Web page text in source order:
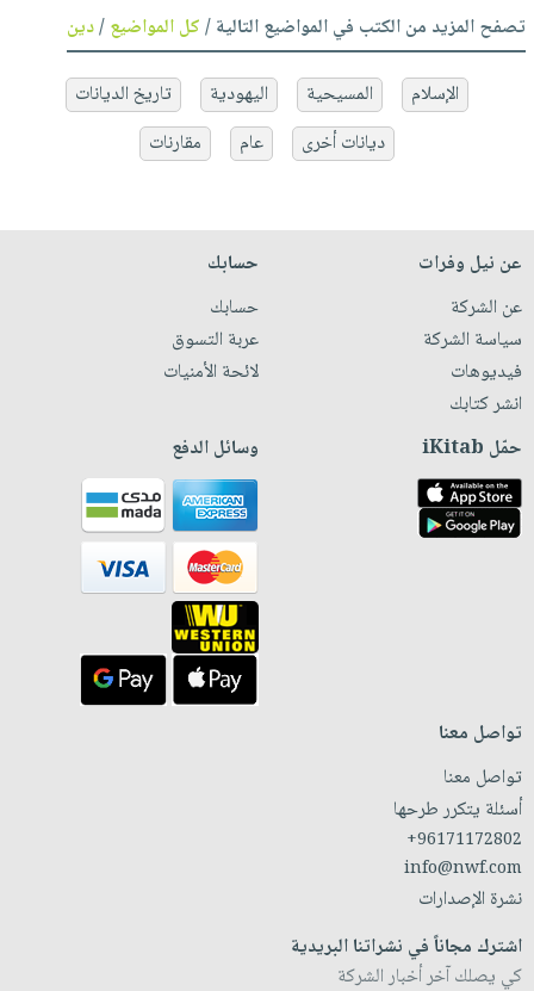
تصفح المزيد من الكتب في المواضيع التالية /كل المواضيع/دين
الإسلام المسيحية اليهودية
تاريخ الديانات
ديانات أخرى
عام مقارنات
عن نيل وفرات
عن الشركة
سياسة الشركة
فيديوهات
انشر كتابك
حسابك
حسابك
عربة التسوق
لائحة الأمنيات
حمّل iKitab وسائل الدفع
تواصل معنا
تواصل معنا
أسئلة يتكرر طرحها
+96171172802
info@nwf.com
نشرة الإصدارات
اشترك مجاناً في نشراتنا البريدية
كي يصلك آخر أخبار الشركة